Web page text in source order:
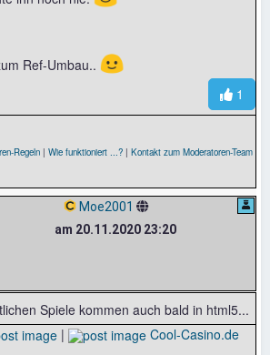
Ref-Umbau.. 🙂
1
Regeln | Wie funktioniert ...? | Kontakt zum Moderatoren-Team
Moe2001
am 20.11.2020 23:20
Spiele kommen auch bald in html5...
| Cool-Casino.de